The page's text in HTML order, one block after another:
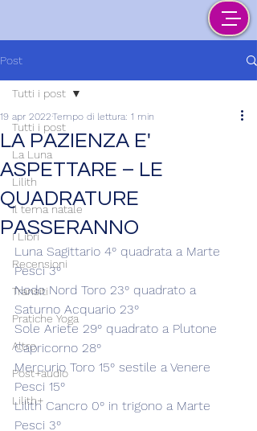
Post
Tutti i post
La Luna
Lilith
Il tema natale
I Libri
Recensioni
Transiti
Pratiche Yoga
Altro
Post+audio
Lilith+
Tutti i post
LA PAZIENZA E'
ASPETTARE – LE
QUADRATURE
PASSERANNO
19 apr 2022Tempo di lettura: 1 min
Luna Sagittario 4° quadrata a Marte
Pesci 3°
Nodo Nord Toro 23° quadrato a
Saturno Acquario 23°
Sole Ariete 29° quadrato a Plutone
Capricorno 28°
Mercurio Toro 15° sestile a Venere
Pesci 15°
Lilith Cancro 0° in trigono a Marte
Pesci 3°